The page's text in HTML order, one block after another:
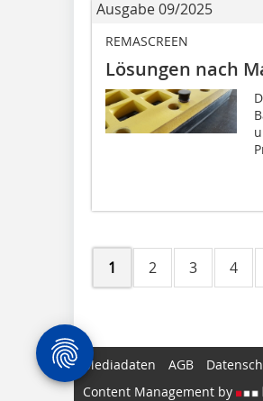
Ausgabe 09/2025
REMASCREEN
Lösungen nach
1 2 3 4
Mediadaten AGB
Content Management by